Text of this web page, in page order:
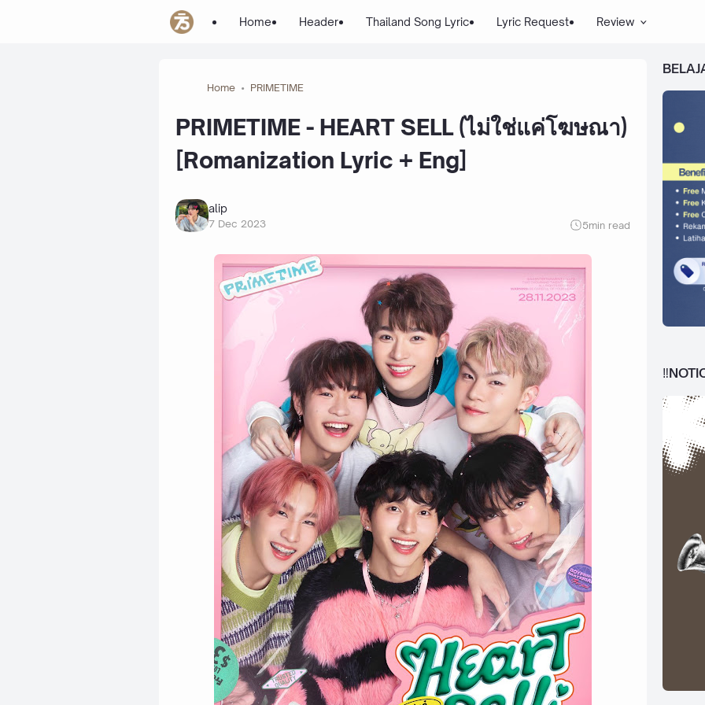
Home Header Thailand Song Lyric Lyric Request Review
Home PRIMETIME
PRIMETIME - HEART SELL (ไม่ใช่แค่โฆษณา)
[Romanization Lyric + Eng]
alip
7 Dec 2023 5min read